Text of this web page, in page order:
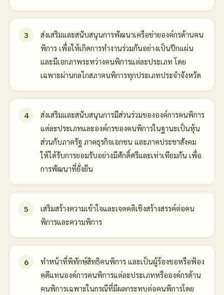
ส่งเสริมและสนับสนุนการพัฒนาเครือข่ายองค์กรด้านคน
พิการ เพื่อให้เกิดการทำงานร่วมกันอย่างเป็นปึกแผ่น
และมีเอกภาพระหว่างคนพิการแต่ละประเภท โดย
เฉพาะผ่านกลไกสภาคนพิการทุกประเภทประจำจังหวัด
ส่งเสริมและสนับสนุนการมีส่วนร่วมขององค์การคนพิการ
แต่ละประเภทและองค์กรของคนพิการในฐานะเป็นหุ้น
ส่วนกับภาครัฐ ภาคธุรกิจเอกชน และภาคประชาสังคม
ให้ได้รับการยอมรับอย่างมีศักดิ์ศรีและเท่าเทียมกัน เพื่อ
การพัฒนาที่ยั่งยืน
เสริมสร้างความเข้าใจและเจตคติเชิงสร้างสรรค์ต่อคน
พิการและความพิการ
ทำหน้าที่พิทักษ์สิทธิคนพิการ และเป็นผู้ร้องขอหรือฟ้อง
คดีแทนองค์การคนพิการแต่ละประเภทหรือองค์กรด้าน
คนพิการเฉพาะในกรณีที่มีผลกระทบต่อคนพิการโดย